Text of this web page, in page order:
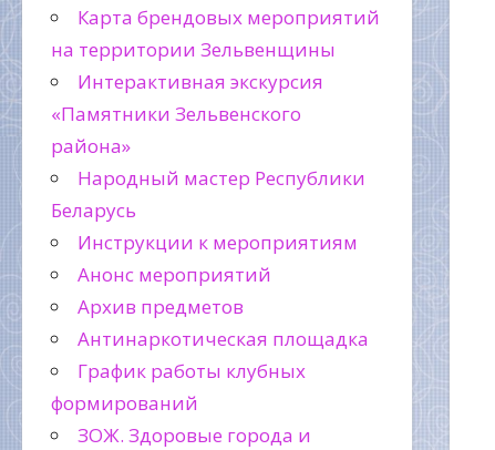
Карта брендовых мероприятий
на территории Зельвенщины
Интерактивная экскурсия
«Памятники Зельвенского
района»
Народный мастер Республики
Беларусь
Инструкции к мероприятиям
Анонс мероприятий
Архив предметов
Антинаркотическая площадка
График работы клубных
формирований
ЗОЖ. Здоровые города и